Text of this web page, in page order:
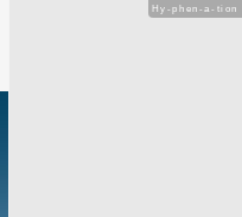
Hy-phen-a-tion